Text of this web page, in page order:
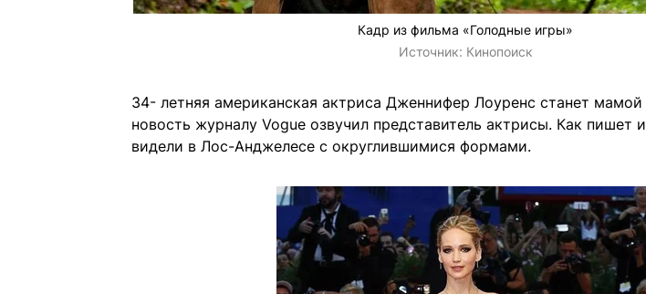
Кадр из фильма «Голодные игры»
Источник: Кинопоиск
34- летняя американская актриса Дженнифер Лоуренс станет
новость журналу Vogue озвучил представитель актрисы. Как пишет
видели в Лос-Анджелесе с округлившимися формами.